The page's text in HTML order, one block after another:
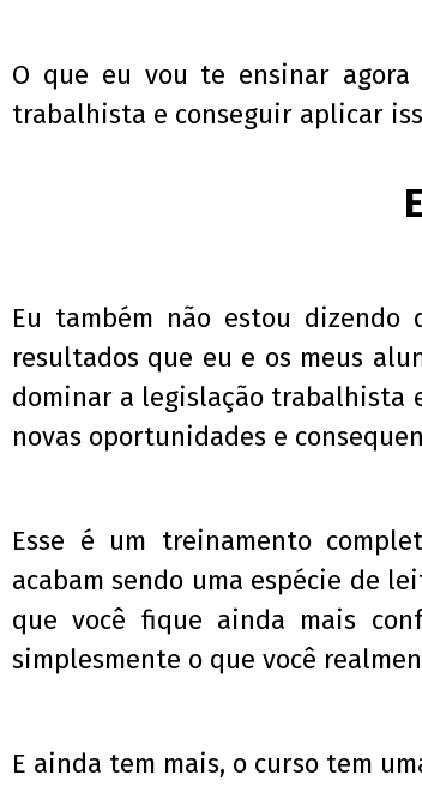
O que eu vou te ensinar
trabalhista e conseguir aplicar
Eu também não estou dizendo
resultados que eu e os meus
dominar a legislação trabalhista
novas oportunidades e
Esse é um treinamento
acabam sendo uma espécie de
que você fique ainda mais
simplesmente o que você
E ainda tem mais, o curso tem